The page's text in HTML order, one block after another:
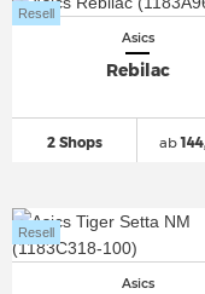
Asics
Rebilac
2 Shops
Resell
ab
Asics
Resell